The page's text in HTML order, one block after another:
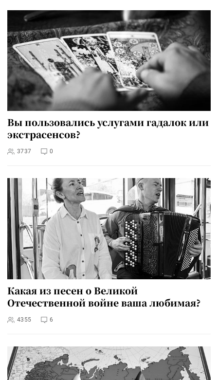
Вы пользовались услугами гадалок или
экстрасенсов?
3737 0
Какая из песен о Великой
Отечественной войне ваша любимая?
4355 6